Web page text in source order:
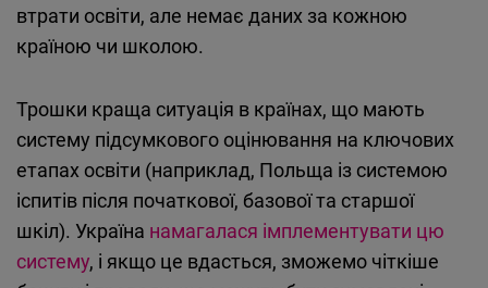
втрати освіти, але немає даних за кожною
країною чи школою.
Трошки краща ситуація в країнах, що мають
систему підсумкового оцінювання на ключових
етапах освіти (наприклад, Польща із системою
іспитів після початкової, базової та старшої
шкіл). Україна намагалася імплементувати цю
систему, і якщо це вдасться, зможемо чіткіше